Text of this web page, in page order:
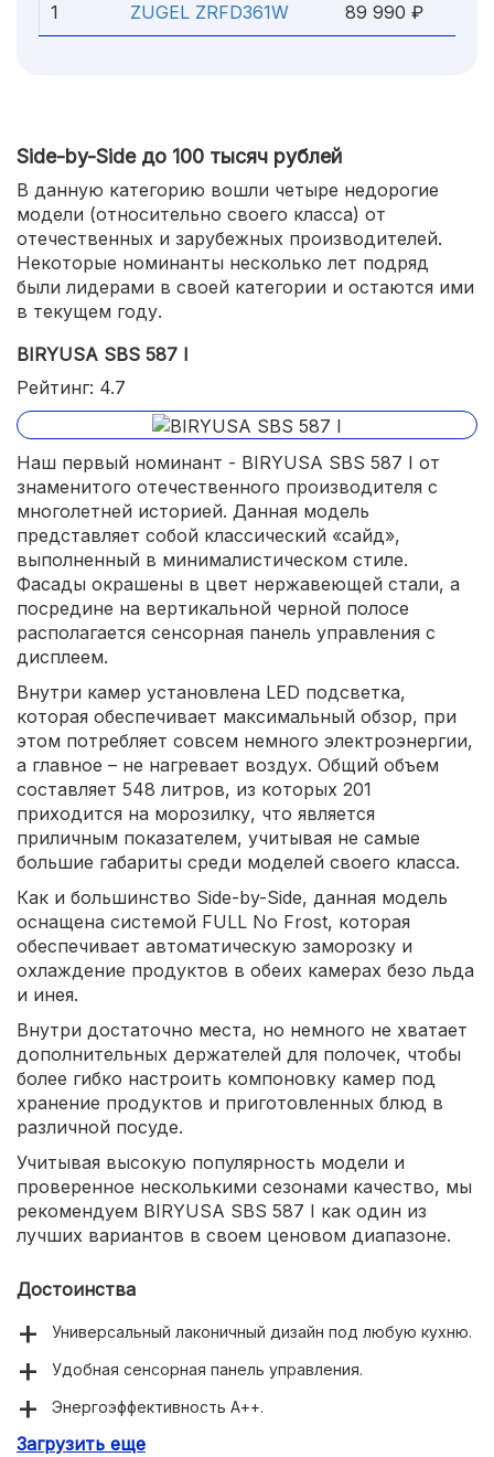
1 ZUGEL ZRFD361W 89 990 ₽
Side-by-Side до 100 тысяч рублей
В данную категорию вошли четыре недорогие
модели (относительно своего класса) от
отечественных и зарубежных производителей.
Некоторые номинанты несколько лет подряд
были лидерами в своей категории и остаются ими
в текущем году.
BIRYUSA SBS 587 I
Рейтинг: 4.7
Наш первый номинант - BIRYUSA SBS 587 I от
знаменитого отечественного производителя с
многолетней историей. Данная модель
представляет собой классический «сайд»,
выполненный в минималистическом стиле.
Фасады окрашены в цвет нержавеющей стали, а
посредине на вертикальной черной полосе
располагается сенсорная панель управления с
дисплеем.
Внутри камер установлена LED подсветка,
которая обеспечивает максимальный обзор, при
этом потребляет совсем немного электроэнергии,
а главное – не нагревает воздух. Общий объем
составляет 548 литров, из которых 201
приходится на морозилку, что является
приличным показателем, учитывая не самые
большие габариты среди моделей своего класса.
Как и большинство Side-by-Side, данная модель
оснащена системой FULL No Frost, которая
обеспечивает автоматическую заморозку и
охлаждение продуктов в обеих камерах безо льда
и инея.
Внутри достаточно места, но немного не хватает
дополнительных держателей для полочек, чтобы
более гибко настроить компоновку камер под
хранение продуктов и приготовленных блюд в
различной посуде.
Учитывая высокую популярность модели и
проверенное несколькими сезонами качество, мы
рекомендуем BIRYUSA SBS 587 I как один из
лучших вариантов в своем ценовом диапазоне.
Достоинства
Универсальный лаконичный дизайн под любую кухню.
Удобная сенсорная панель управления.
Энергоэффективность А++.
Удобный контейнер для льда.
Загрузить еще